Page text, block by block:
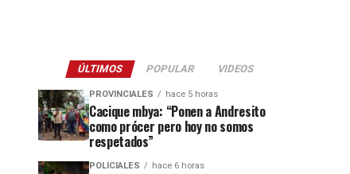
ÚLTIMOS POPULAR VIDEOS
PROVINCIALES hace 5 horas
Cacique mbya: “Ponen a Andresito
como prócer pero hoy no somos
respetados”
POLICIALES hace 6 horas